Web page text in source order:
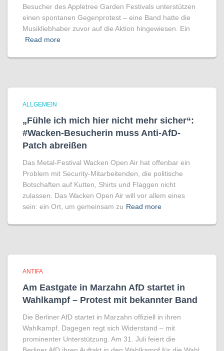
Besucher des Appletree Garden Festivals unterstützen
einen spontanen Gegenprotest – eine Band hatte die
Musikliebhaber zuvor auf die Aktion hingewiesen. Ein
Read more
ALLGEMEIN
„Fühle ich mich hier nicht mehr sicher“:
#Wacken-Besucherin muss Anti-AfD-
Patch abreißen
Das Metal-Festival Wacken Open Air hat offenbar ein
Problem mit Security-Mitarbeitenden, die politische
Botschaften auf Kutten, Shirts und Flaggen nicht
zulassen. Das Wacken Open Air will vor allem eines
sein: ein Ort, um gemeinsam zu Read more
ANTIFA
Am Eastgate in Marzahn AfD startet in
Wahlkampf – Protest mit bekannter Band
Die Berliner AfD startet in Marzahn offiziell in ihren
Wahlkampf. Dagegen regt sich Widerstand – mit
prominenter Unterstützung. Am 31. Juli feiert die